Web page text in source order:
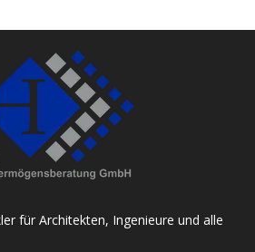
für Architekten, Ingenieure und alle